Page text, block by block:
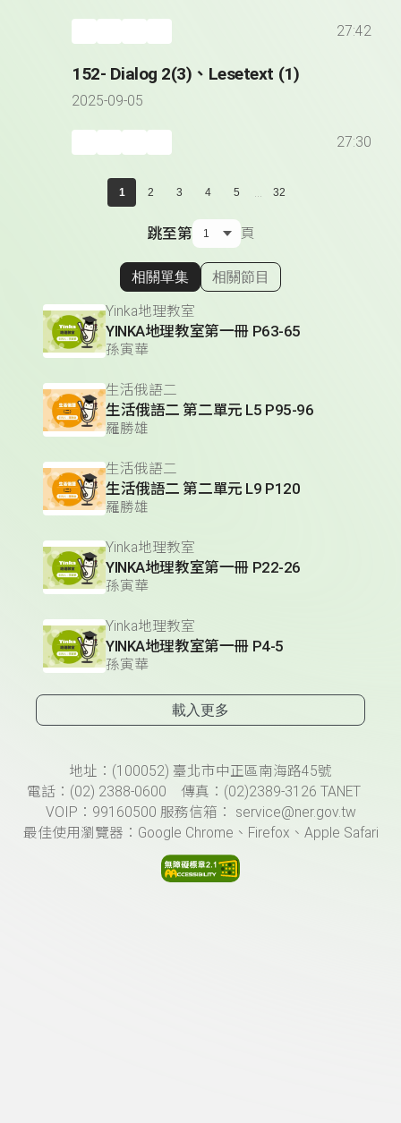
27:42
152- Dialog 2(3)、Lesetext (1)
2025-09-05
27:30
1 2 3 4 5 ... 32
跳至第 頁
顯示相關單集
相關單集 相關節目
Yinka地理教室
YINKA地理教室第一冊 P63-65
孫寅華
生活俄語二
生活俄語二 第二單元 L5 P95-96
羅勝雄
生活俄語二
生活俄語二 第二單元 L9 P120
羅勝雄
Yinka地理教室
YINKA地理教室第一冊 P22-26
孫寅華
Yinka地理教室
YINKA地理教室第一冊 P4-5
孫寅華
載入更多
頁尾資訊地址：(100052) 臺北市中正區南海路45號
電話：(02) 2388-0600 傳真：(02)2389-3126 TANET
VOIP：99160500 服務信箱： service@ner.gov.tw
最佳使用瀏覽器：Google Chrome、Firefox、Apple Safari